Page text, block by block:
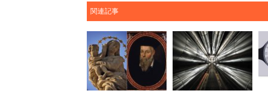
関連記事